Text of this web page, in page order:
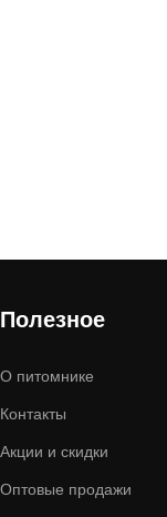
Полезное
О питомнике
Контакты
Акции и скидки
Оптовые продажи